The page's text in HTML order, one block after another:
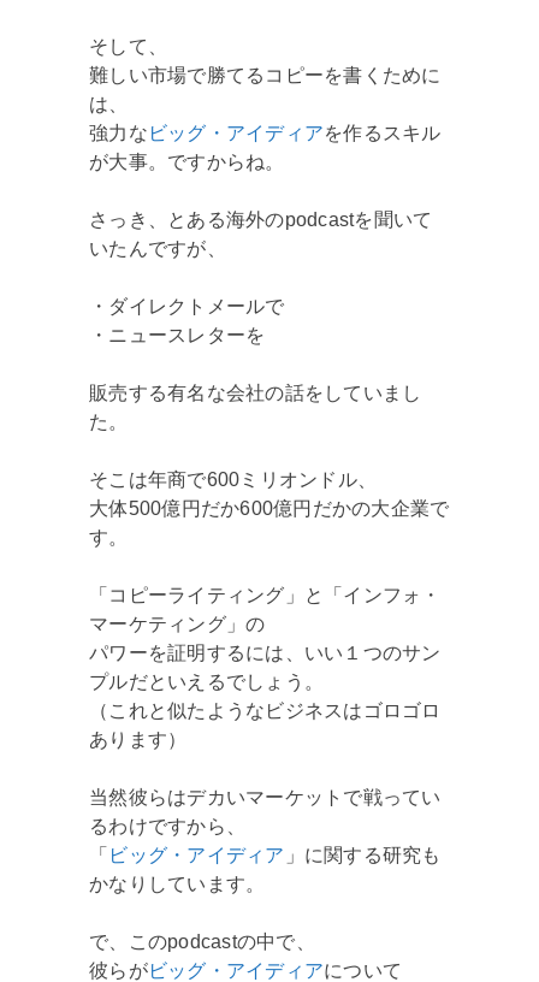
そして、
難しい市場で勝てるコピーを書くために
は、
強力な ビッグ・アイディアを作るスキル
が大事。ですからね。
さっき、とある海外のpodcastを聞いて
いたんですが、
・ダイレクトメールで
・ニュースレターを
販売する有名な会社の話をしていまし
た。
そこは年商で600ミリオンドル、
大体500億円だか600億円だかの大企業で
す。
「コピーライティング」と「インフォ・
マーケティング」の
パワーを証明するには、いい１つのサン
プルだといえるでしょう。
（これと似たようなビジネスはゴロゴロ
あります）
当然彼らはデカいマーケットで戦ってい
るわけですから、
「 ビッグ・アイディア 」に関する研究も
かなりしています。
で、このpodcastの中で、
彼らがビッグ・アイディアについて